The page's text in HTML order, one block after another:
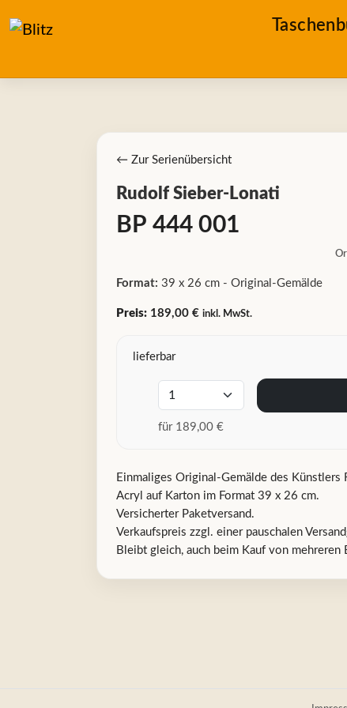
← Zur Serienübersicht
Rudolf Sieber-Lonati
BP 444 001
Format: 39 x 26 cm - Original-Gemälde
Preis: 189,00 € inkl. MwSt.
lieferbar
für 189,00 €
Einmaliges Original-Gemälde des Künstlers
Acryl auf Karton im Format 39 x 26 cm.
Versicherter Paketversand.
Verkaufspreis zzgl. einer pauschalen
Bleibt gleich, auch beim Kauf von mehreren